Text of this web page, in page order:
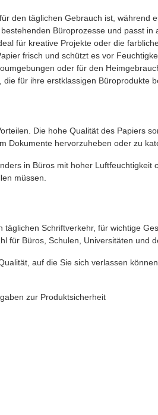
den täglichen Gebrauch ist, während
Büroprozesse und passt in
für kreative Projekte oder die
frisch und schützt es vor
oder für den
für ihre erstklassigen Büroprodukte
Die hohe Qualität des Papiers
Dokumente hervorzuheben oder zu
in Büros mit hoher
müssen.
Schriftverkehr, für wichtige
für Büros, Schulen, Universitäten und
auf die Sie sich verlassen
zur Produktsicherheit